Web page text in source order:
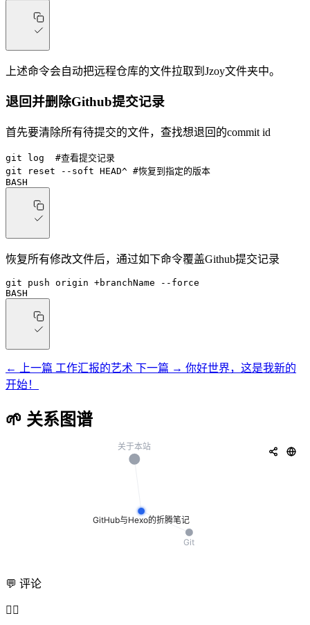
上述命令会自动把远程仓库的文件拉取到Jzoy文件夹中。
退回并删除Github提交记录
首先要清除所有待提交的文件，查找想退回的commit id
git log
  #查看提交记录
git reset --soft HEAD^ #恢复到指定的版本
BASH
恢复所有修改文件后，通过如下命令覆盖Github提交记录
git push origin +branchName --force
BASH
← 上一篇 工作汇报的艺术 下一篇 → 你好世界，这是我新的
开始！
🌱 关系图谱
💬 评论
🧙‍♂️